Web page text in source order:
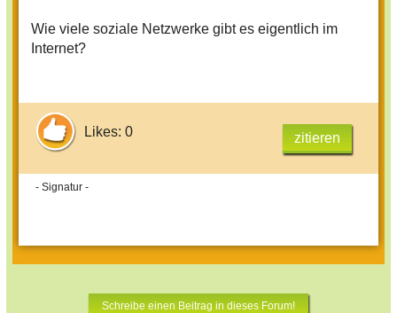
Wie viele soziale Netzwerke gibt es eigentlich im
Internet?
Likes: 0 zitieren
- Signatur -
Schreibe einen Beitrag in dieses Forum!